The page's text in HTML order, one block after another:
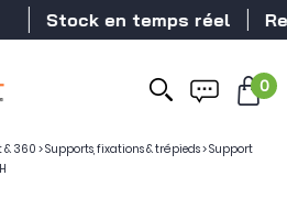
Stock en temps réel
0
& 360>Supports, fixations & trépieds>Support